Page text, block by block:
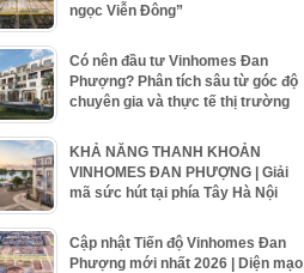
ngọc Viễn Đông”
Có nên đầu tư Vinhomes Đan
Phượng? Phân tích sâu từ góc độ
chuyên gia và thực tế thị trường
KHẢ NĂNG THANH KHOẢN
VINHOMES ĐAN PHƯỢNG | Giải
mã sức hút tại phía Tây Hà Nội
Cập nhật Tiến độ Vinhomes Đan
Phượng mới nhất 2026 | Diện mạo